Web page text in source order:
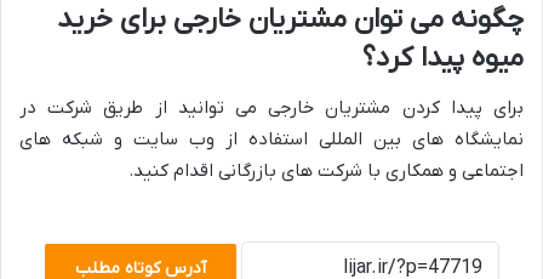
چگونه می توان مشتریان خارجی برای خرید
میوه پیدا کرد؟
برای پیدا کردن مشتریان خارجی می توانید از طریق شرکت در
نمایشگاه های بین المللی استفاده از وب سایت و شبکه های
اجتماعی و همکاری با شرکت های بازرگانی اقدام کنید.
آدرس کوتاه مطلب